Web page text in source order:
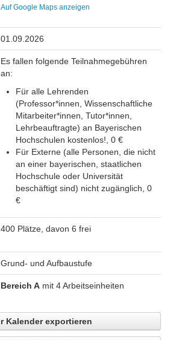
Auf Google Maps anzeigen
01.09.2026
Es fallen folgende Teilnahmegebühren
an:
Für alle Lehrenden
(Professor*innen, Wissenschaftliche
Mitarbeiter*innen, Tutor*innen,
Lehrbeauftragte) an Bayerischen
Hochschulen kostenlos!, 0 €
Für Externe (alle Personen, die nicht
an einer bayerischen, staatlichen
Hochschule oder Universität
beschäftigt sind) nicht zugänglich, 0
€
400 Plätze, davon 6 frei
Grund- und Aufbaustufe
Bereich A mit 4 Arbeitseinheiten
Kalender exportieren